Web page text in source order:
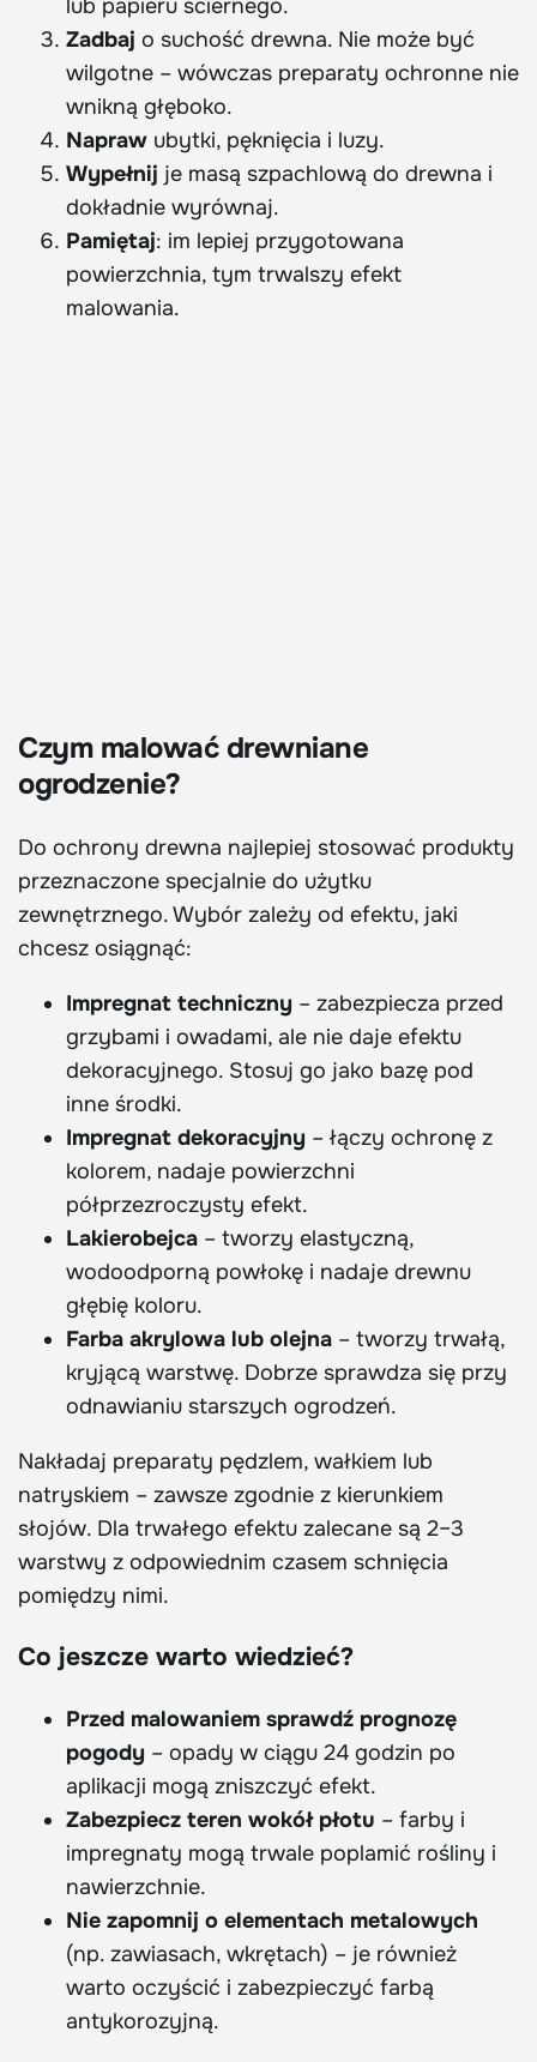
lub papieru ściernego.
Zadbaj o suchość drewna. Nie może być
wilgotne – wówczas preparaty ochronne nie
wnikną głęboko.
Napraw ubytki, pęknięcia i luzy.
Wypełnij je masą szpachlową do drewna i
dokładnie wyrównaj.
Pamiętaj: im lepiej przygotowana
powierzchnia, tym trwalszy efekt
malowania.
Czym malować drewniane
ogrodzenie?
Do ochrony drewna najlepiej stosować produkty
przeznaczone specjalnie do użytku
zewnętrznego. Wybór zależy od efektu, jaki
chcesz osiągnąć:
Impregnat techniczny – zabezpiecza przed
grzybami i owadami, ale nie daje efektu
dekoracyjnego. Stosuj go jako bazę pod
inne środki.
Impregnat dekoracyjny – łączy ochronę z
kolorem, nadaje powierzchni
półprzezroczysty efekt.
Lakierobejca – tworzy elastyczną,
wodoodporną powłokę i nadaje drewnu
głębię koloru.
Farba akrylowa lub olejna – tworzy trwałą,
kryjącą warstwę. Dobrze sprawdza się przy
odnawianiu starszych ogrodzeń.
Nakładaj preparaty pędzlem, wałkiem lub
natryskiem – zawsze zgodnie z kierunkiem
słojów. Dla trwałego efektu zalecane są 2–3
warstwy z odpowiednim czasem schnięcia
pomiędzy nimi.
Co jeszcze warto wiedzieć?
Przed malowaniem sprawdź prognozę
pogody – opady w ciągu 24 godzin po
aplikacji mogą zniszczyć efekt.
Zabezpiecz teren wokół płotu – farby i
impregnaty mogą trwale poplamić rośliny i
nawierzchnie.
Nie zapomnij o elementach metalowych
(np. zawiasach, wkrętach) – je również
warto oczyścić i zabezpieczyć farbą
antykorozyjną.